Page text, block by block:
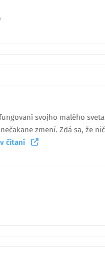
svojho malého
zmení. Zdá sa, že
čítaní